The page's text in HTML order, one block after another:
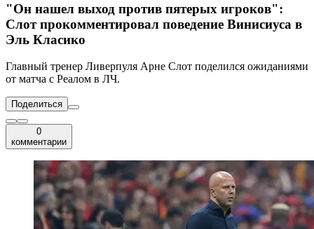
"Он нашел выход против пятерых игроков":
Слот прокомментировал поведение Винисиуса в
Эль Класико
Главный тренер Ливерпуля Арне Слот поделился ожиданиями
от матча с Реалом в ЛЧ.
Поделиться
0
комментарии